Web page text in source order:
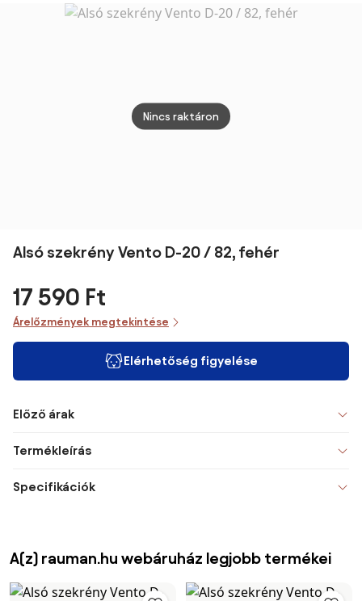
60x60x60 cm N
Fehér
60x30x45 cm
Nincs raktáron
Alsó szekrény Vento D-20 / 82, fehér
17 590 Ft
Árelőzmények megtekintése
Elérhetőség figyelése
Előző árak
Termékleírás
Specifikációk
A(z) rauman.hu webáruház legjobb termékei